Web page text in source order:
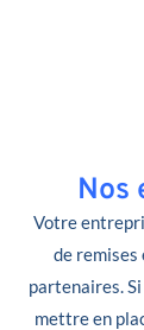
Nos
Votre
de remises
partenaires. Si
mettre en